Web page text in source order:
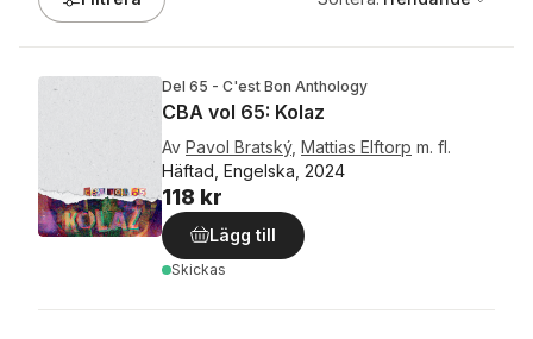
Del 65 - C'est Bon Anthology
CBA vol 65: Kolaz
Av Pavol Bratský, Mattias Elftorp m. fl.
Häftad, Engelska, 2024
118 kr
Lägg till
Skickas